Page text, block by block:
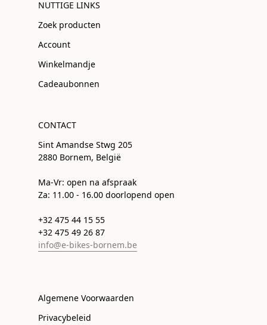
NUTTIGE LINKS
Zoek producten
Account
Winkelmandje
Cadeaubonnen
CONTACT
Sint Amandse Stwg 205
2880 Bornem, België
Ma-Vr: open na afspraak
Za: 11.00 - 16.00 doorlopend open
+32 475 44 15 55
+32 475 49 26 87
info@e-bikes-bornem.be
Algemene Voorwaarden
Privacybeleid